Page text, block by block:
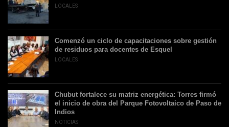
LOCALES
Comenzó un ciclo de capacitaciones sobre gestión
de residuos para docentes de Esquel
LOCALES
Chubut fortalece su matriz energética: Torres firmó
el inicio de obra del Parque Fotovoltaico de Paso de
Indios
NOTICIAS